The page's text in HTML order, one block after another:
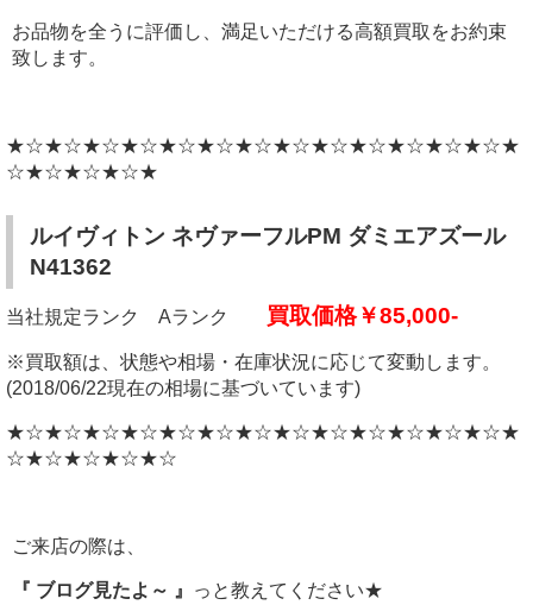
お品物を全うに評価し、満足いただける高額買取をお約束
致します。
★☆★☆★☆★☆★☆★☆★☆★☆★☆★☆★☆★☆★☆★
☆★☆★☆★☆★
ルイヴィトン ネヴァーフルPM ダミエアズール
N41362
当社規定ランク Aランク 買取価格￥85,000-
※買取額は、状態や相場・在庫状況に応じて変動します。
(2018/06/22現在の相場に基づいています)
★☆★☆★☆★☆★☆★☆★☆★☆★☆★☆★☆★☆★☆★
☆★☆★☆★☆★☆
ご来店の際は、
『 ブログ見たよ～ 』 っと教えてください★